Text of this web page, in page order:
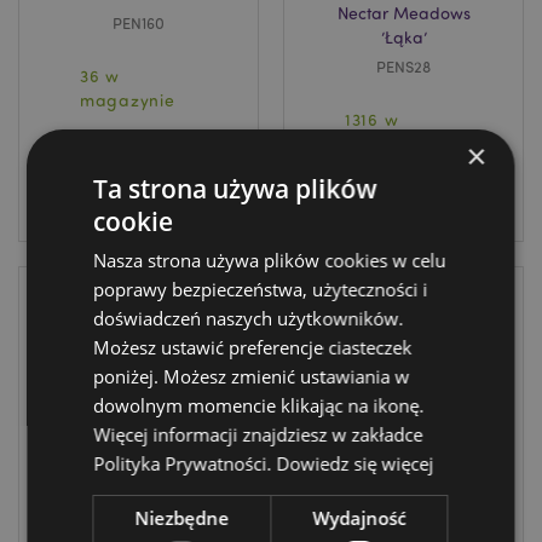
PEN160
36 w
magazynie
Nectar Meadows
’Łąka’
PENS28
1316 w
ZALOGUJ
Długopis z
nasadką
Cienkopis -
Nietoperz, Dynia,
×
Ta strona używa plików
cookie
Nasza strona używa plików cookies w celu
poprawy bezpieczeństwa, użyteczności i
doświadczeń naszych użytkowników.
Możesz ustawić preferencje ciasteczek
poniżej. Możesz zmienić ustawiania w
dowolnym momencie klikając na ikonę.
Więcej informacji znajdziesz w zakładce
Polityka Prywatności. Dowiedz się więcej
Niezbędne Wydajność